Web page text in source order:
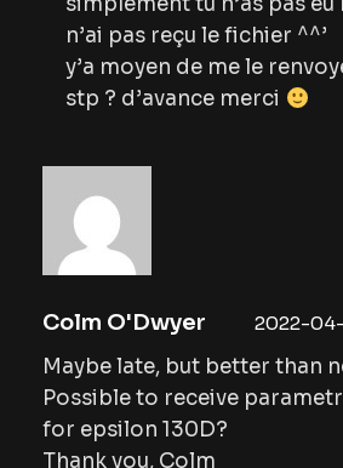
n’ai pas reçu le fichier ^^’
y’a moyen de me le
stp ? d’avance merci
Colm O'Dwyer 2022-04-
Maybe late, but better than
Possible to receive
for epsilon 130D?
Thank you, Colm